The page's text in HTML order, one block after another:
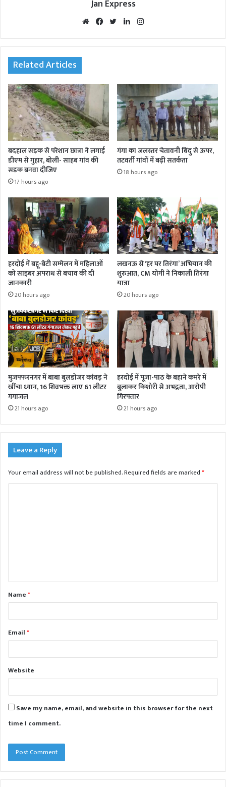
Jan Express
We
te
Fac
oo
Twi
r
Lin
In am
Related Articles
बदहाल सड़क से परेशान छात्रा ने लगाई
डीएम से गुहार, बोली- साहब गांव की
सड़क बनवा दीजिए
17 hours ago
गंगा का जलस्तर चेतावनी बिंदु से ऊपर,
तटवर्ती गांवों में बढ़ी सतर्कता
18 hours ago
हरदोई में बहू-बेटी सम्मेलन में महिलाओं
को साइबर अपराध से बचाव की दी
जानकारी
20 hours ago
लखनऊ से ‘हर घर तिरंगा’ अभियान की
शुरुआत, CM योगी ने निकाली तिरंगा
यात्रा
20 hours ago
मुजफ्फरनगर में बाबा बुलडोजर कांवड़ ने
खींचा ध्यान, 16 शिवभक्त लाए 61 लीटर
गंगाजल
21 hours ago
हरदोई में पूजा-पाठ के बहाने कमरे में
बुलाकर किशोरी से अभद्रता, आरोपी
गिरफ्तार
21 hours ago
Leave a Reply
Your email address will not be published.Required fields are marked*
t
*Name*
Email*
Website
Save my name, email, and website in this browser for the next
time I comment.